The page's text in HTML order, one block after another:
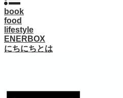
book
food
lifestyle
ENERBOX
にちにちとは